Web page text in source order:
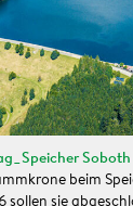
Soboth
beim
sollen sie